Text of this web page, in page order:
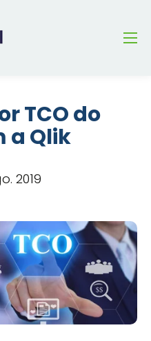
TCO do
a Qlik
2019